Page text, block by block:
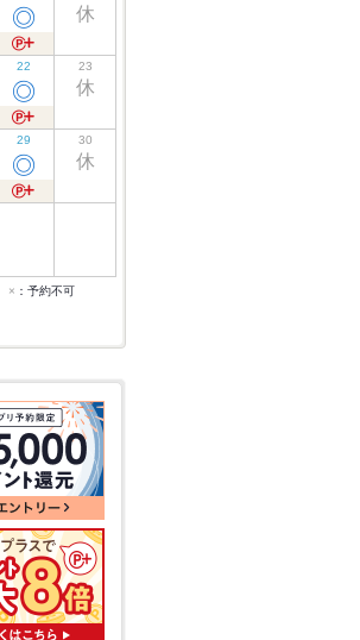
◎ 休
22
◎
23
休
29
◎
30
休
× ：予約不可